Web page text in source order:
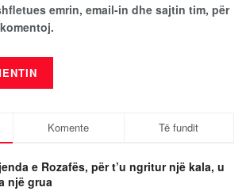
emrin, email-in dhe sajtin tim, për
Komente Të fundit
e Rozafës, për t’u ngritur një kala, u
një grua